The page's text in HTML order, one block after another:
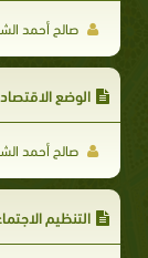
صالح أحمد
الوضع
صالح أحمد
التنظيم